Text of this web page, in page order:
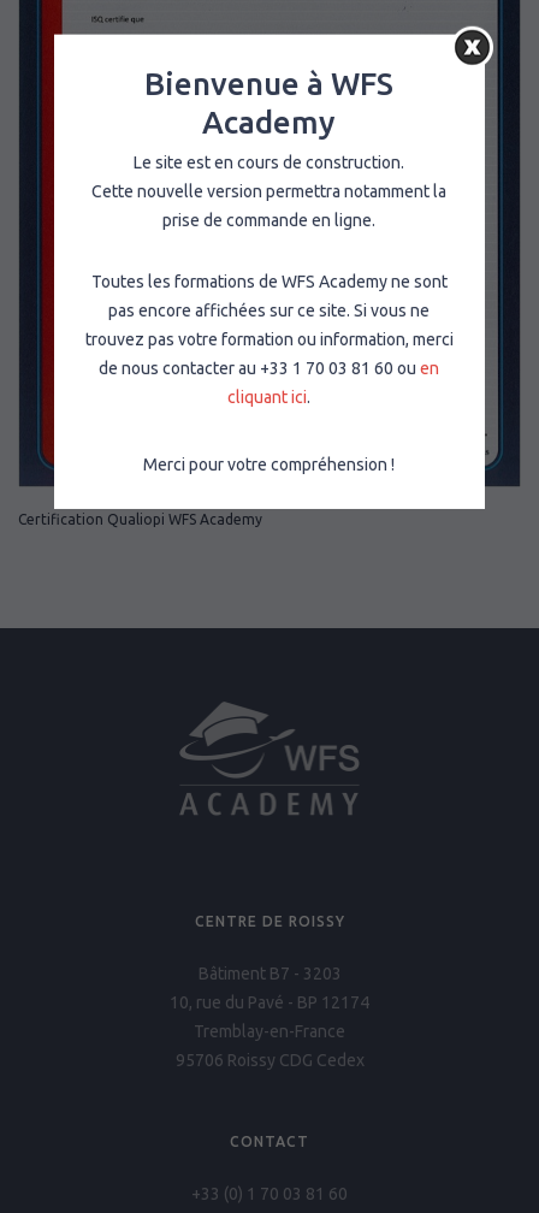
Certification Qualiopi WFS Academy
CENTRE DE ROISSY
Bâtiment B7 - 3203
10, rue du Pavé - BP 12174
Tremblay-en-France
95706 Roissy CDG Cedex
CONTACT
+33 (0) 1 70 03 81 60
Bienvenue à WFS
Academy
Le site est en cours de construction.
Cette nouvelle version permettra notamment la
prise de commande en ligne.
Toutes les formations de WFS Academy ne sont
pas encore affichées sur ce site. Si vous ne
trouvez pas votre formation ou information, merci
de nous contacter au +33 1 70 03 81 60 ouen
cliquant ici.
Merci pour votre compréhension !